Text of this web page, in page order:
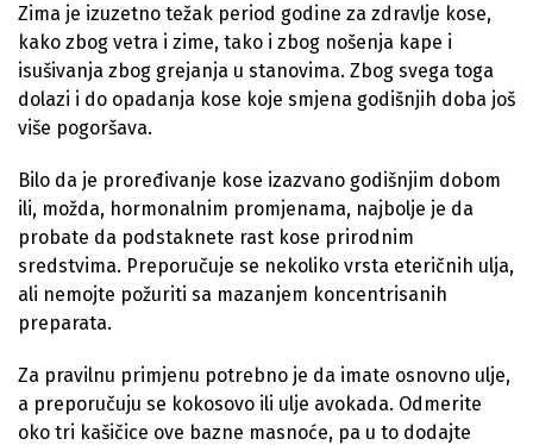
Zima je izuzetno težak period godine za zdravlje kose,
kako zbog vetra i zime, tako i zbog nošenja kape i
isušivanja zbog grejanja u stanovima. Zbog svega toga
dolazi i do opadanja kose koje smjena godišnjih doba još
više pogoršava.
Bilo da je proređivanje kose izazvano godišnjim dobom
ili, možda, hormonalnim promjenama, najbolje je da
probate da podstaknete rast kose prirodnim
sredstvima. Preporučuje se nekoliko vrsta eteričnih ulja,
ali nemojte požuriti sa mazanjem koncentrisanih
preparata.
Za pravilnu primjenu potrebno je da imate osnovno ulje,
a preporučuju se kokosovo ili ulje avokada. Odmerite
oko tri kašičice ove bazne masnoće, pa u to dodajte